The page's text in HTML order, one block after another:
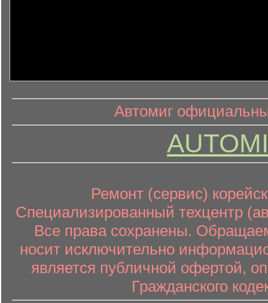
информационный контент
Автомиг
Ремонт (сервис)
Специализированный техцентр
Все права сохранены.
носит исключительно
является публичной офертой,
Гражданского